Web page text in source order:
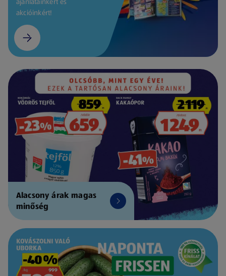
akcióinkért!
Alacsony árak magas
minőség